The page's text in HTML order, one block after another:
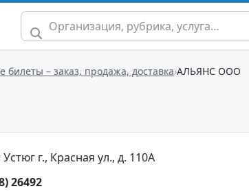
– заказ, продажа, доставка АЛЬЯНС ООО
г., Красная ул., д. 110А
26492